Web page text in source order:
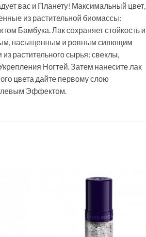
вас и Планету! Максимальный цвет,
из растительной биомассы:
Бамбука. Лак сохраняет стойкость и
насыщенным и ровным сияющим
растительного сырья: свеклы,
Ногтей. Затем нанесите лак
цвета дайте первому слою
Эффектом.